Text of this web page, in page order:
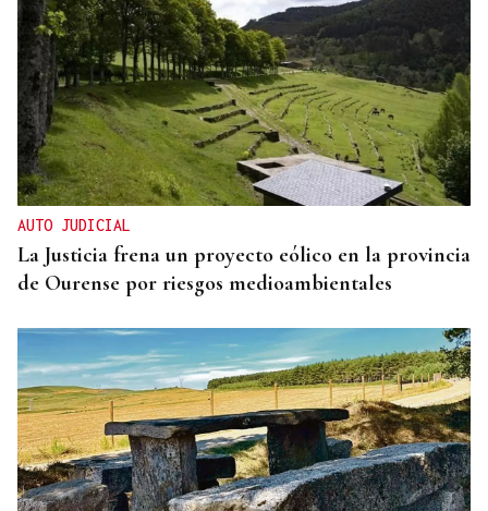
AUTO JUDICIAL
La Justicia frena un proyecto eólico en la provincia
de Ourense por riesgos medioambientales